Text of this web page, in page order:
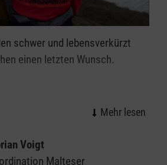
schwer und lebensverkürzt
einen letzten Wunsch.
Voigt
Malteser